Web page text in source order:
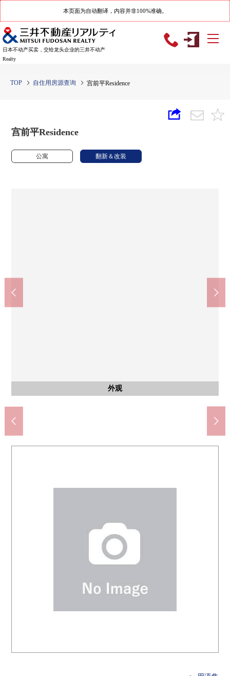
本页面为自动翻译，内容并非100%准确。
日本不动产买卖，交给龙头企业的三井不动产
Realty
TOP 自住用房源查询 宫前平Residence
宫前平Residence
公寓 翻新＆改装
外观
入口
入口
共有部分
智能快递柜
停车场
共有部分
自行车停放处
共有部分
垃圾场地
其他当地
前面道路
其他当地
前面道路
Inageya川崎宫前平站前店(约260m)
Fit Care DEPOT马绢店(约220m)
川崎市立宫前平小学(约820m)
川崎市立宫前平中学(约950m)